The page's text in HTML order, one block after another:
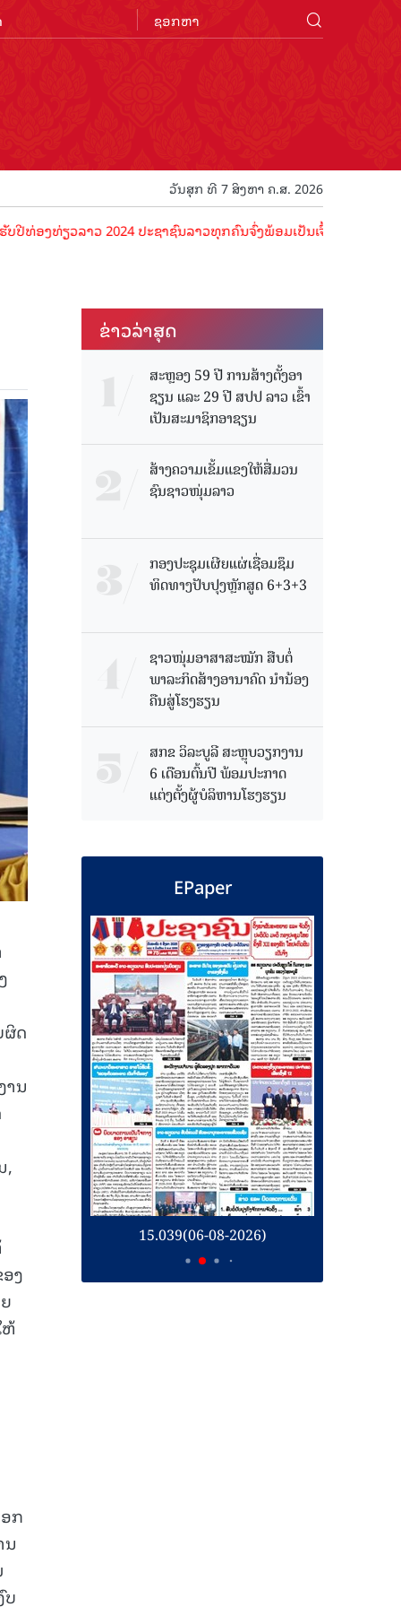
ວັນສຸກ ທີ 7 ສິງຫາ ຄ.ສ. 2026
ງທ່ຽວລາວ 2024 ປະຊາຊົນລາວທຸກຄົນຈົ່ງພ້ອມເປັນເຈົ້າພາບທີ່ດີ ຕ້ອນຮັ
ຜິດ
ານ
,
ງ
ຫ້
ກ
ນ
ບ
ຂ່າວ​ລ່າ​ສຸດ
ສະຫຼອງ 59 ປີ ການສ້າງຕັ້ງອາ
ຊຽນ ແລະ 29 ປີ ສປປ ລາວ ເຂົ້າ
ເປັນສະມາຊິກອາຊຽນ
ສ້າງຄວາມເຂັ້ມແຂງໃຫ້ສື່ມວນ
ຊົນຊາວໜຸ່ມລາວ
ກອງປະຊຸມເຜີຍແຜ່ເຊື່ອມຊຶມ
ທິດທາງປັບປຸງຫຼັກສູດ 6+3+3
ຊາວໜຸ່ມອາສາສະໝັກ ສືບຕໍ່
ພາລະກິດສ້າງອານາຄົດ ນໍານ້ອງ
ຄືນສູ່ໂຮງຮຽນ
ສກຂ ວິລະບູລີ ສະຫຼຸບວຽກງານ
6 ເດືອນຕົ້ນປີ ພ້ອມປະກາດ
ແຕ່ງຕັ້ງຜູ້ບໍລິຫານໂຮງຮຽນ
EPaper
15.039(06-08-2026)